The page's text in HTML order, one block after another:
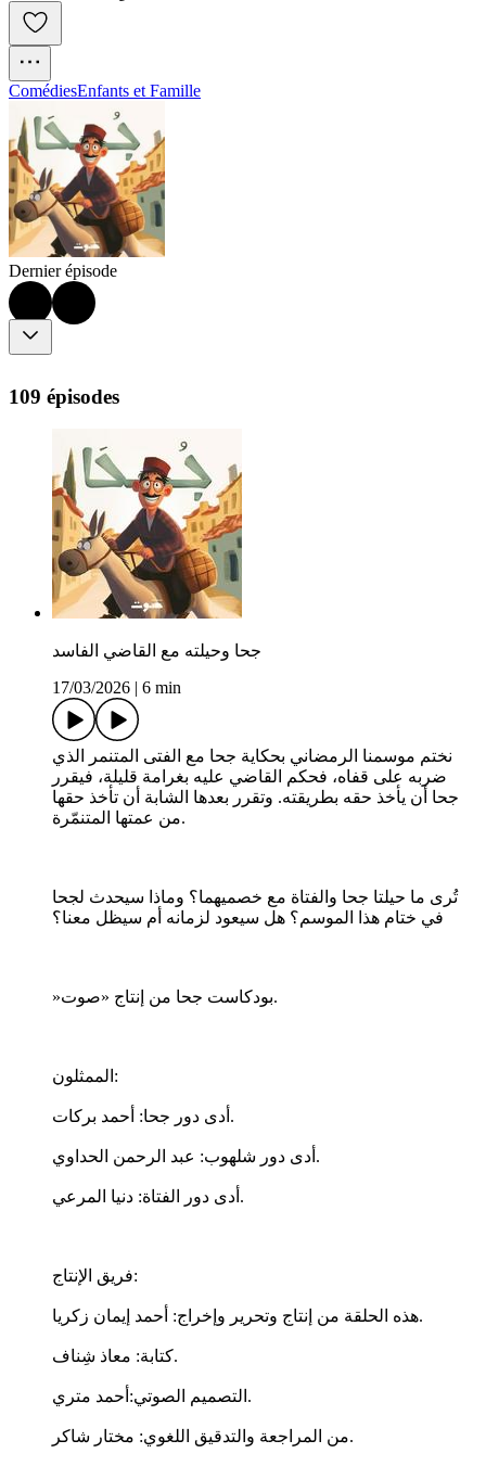
ComédiesEnfants et Famille
Dernier épisode
109 épisodes
جحا وحيلته مع القاضي الفاسد
17/03/2026
6 min
نختم موسمنا الرمضاني بحكاية جحا مع الفتى المتنمر الذي
ضربه على قفاه، فحكم القاضي عليه بغرامة قليلة، فيقرر
جحا أن يأخذ حقه بطريقته. وتقرر بعدها الشابة أن تأخذ حقها
من عمتها المتنمّرة.
تُرى ما حيلتا جحا والفتاة مع خصميهما؟ وماذا سيحدث لجحا
في ختام هذا الموسم؟ هل سيعود لزمانه أم سيظل معنا؟
»بودكاست جحا من إنتاج «صوت.
الممثلون:
أدى دور جحا: أحمد بركات.
أدى دور شلهوب: عبد الرحمن الحداوي.
أدى دور الفتاة: دنيا المرعي.
فريق الإنتاج:
هذه الحلقة من إنتاج وتحرير وإخراج: أحمد إيمان زكريا.
كتابة: معاذ شِناف.
التصميم الصوتي:أحمد متري.
من المراجعة والتدقيق اللغوي: مختار شاكر.